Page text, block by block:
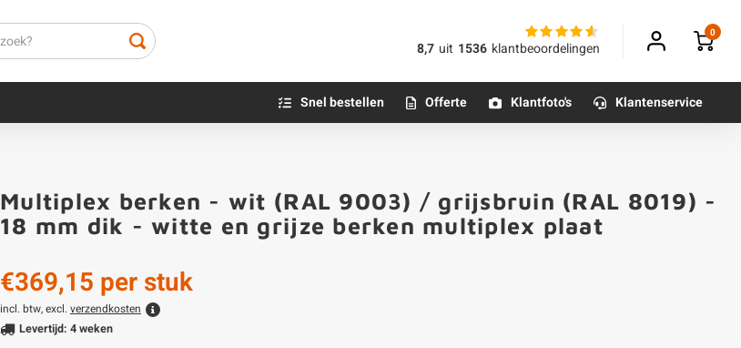
8,7 uit 1536 klantbeoordelingen
0
Blauwsteen sokkels
Olie - voor buiten
Impregneer
Betonmortels
Snel bestellen Offerte Klantfoto's Klantenservice
Multiplex berken - wit (RAL 9003) / grijsbruin (RAL 8019) -
18 mm dik - witte en grijze berken multiplex plaat
€369,15 per stuk
incl. btw, excl. verzendkosten
Levertijd: 4 weken